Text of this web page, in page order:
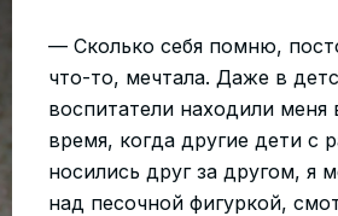
— Сколько себя помню,
что-то, мечтала. Даже в
воспитатели находили
время, когда другие дети с
носились друг за другом, я
над песочной фигуркой,